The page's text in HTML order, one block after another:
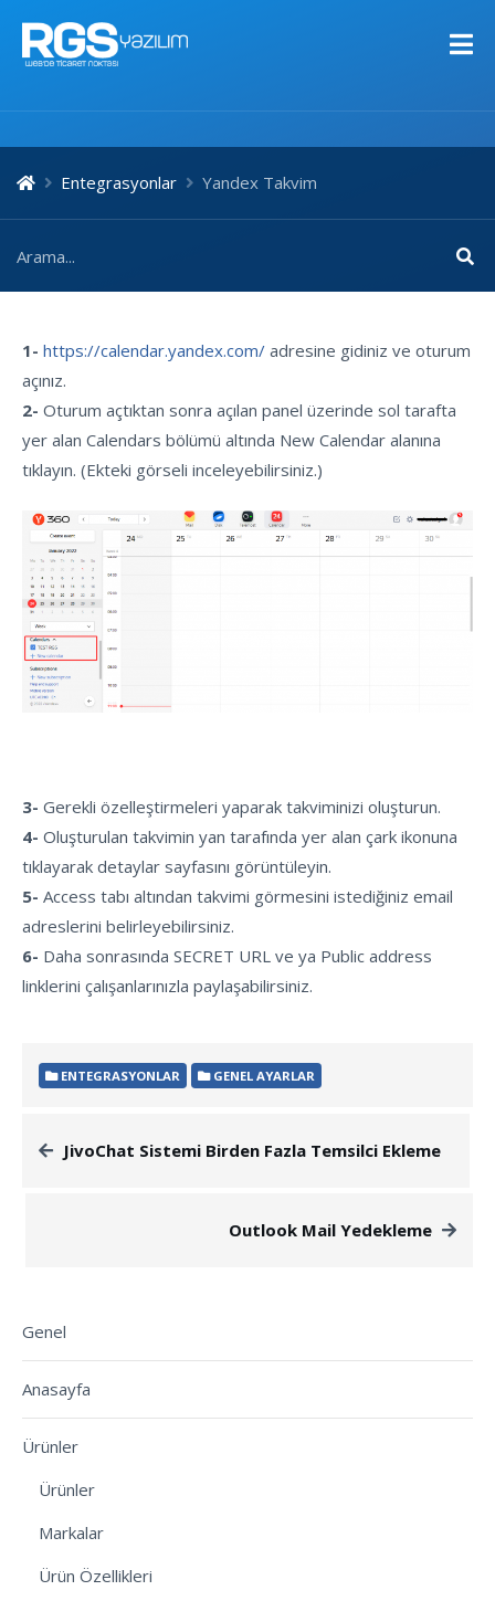
Entegrasyonlar Yandex Takvim
1- https://calendar.yandex.com/ adresine gidiniz ve oturum
açınız.
2- Oturum açtıktan sonra açılan panel üzerinde sol tarafta
yer alan Calendars bölümü altında New Calendar alanına
tıklayın. (Ekteki görseli inceleyebilirsiniz.)
3- Gerekli özelleştirmeleri yaparak takviminizi oluşturun.
4- Oluşturulan takvimin yan tarafında yer alan çark ikonuna
tıklayarak detaylar sayfasını görüntüleyin.
5- Access tabı altından takvimi görmesini istediğiniz email
adreslerini belirleyebilirsiniz.
6- Daha sonrasında SECRET URL ve ya Public address
linklerini çalışanlarınızla paylaşabilirsiniz.
ENTEGRASYONLAR GENEL AYARLAR
JivoChat Sistemi Birden Fazla Temsilci Ekleme
Outlook Mail Yedekleme
Genel
Anasayfa
Ürünler
Ürünler
Markalar
Ürün Özellikleri